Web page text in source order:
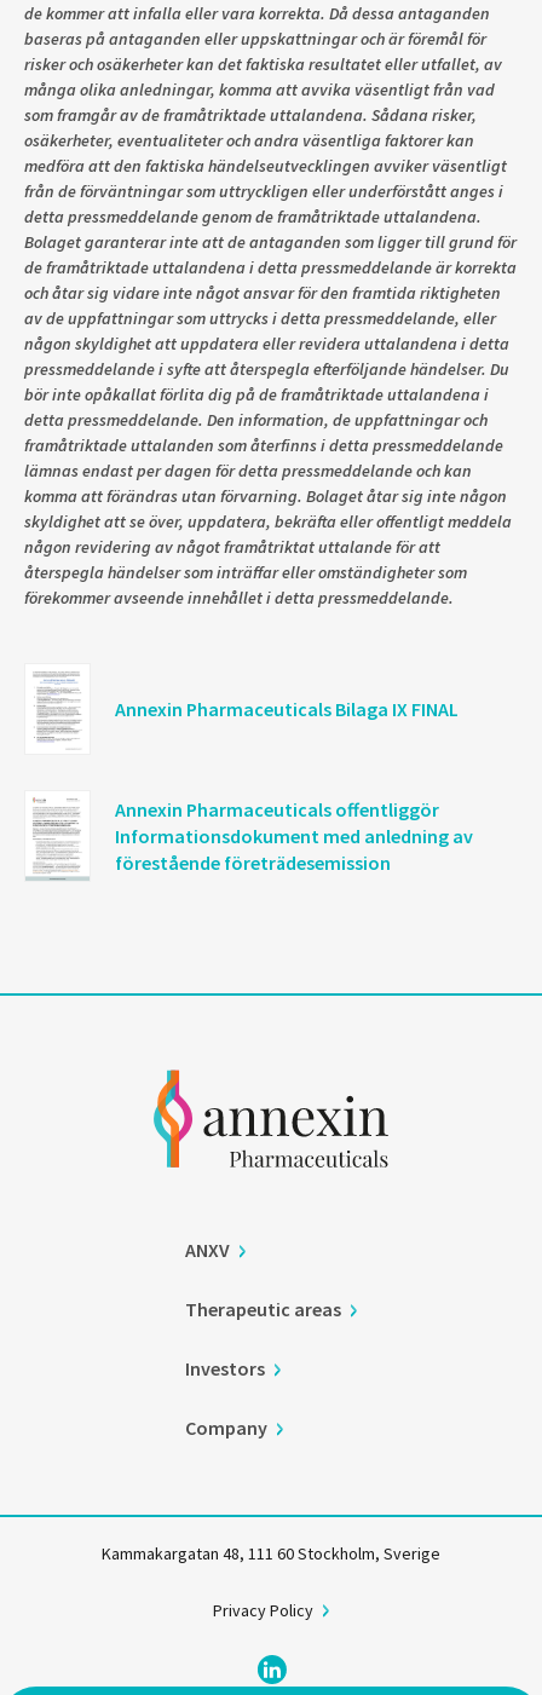
de kommer att infalla eller vara korrekta. Då dessa antaganden
baseras på antaganden eller uppskattningar och är föremål för
risker och osäkerheter kan det faktiska resultatet eller utfallet, av
många olika anledningar, komma att avvika väsentligt från vad
som framgår av de framåtriktade uttalandena. Sådana risker,
osäkerheter, eventualiteter och andra väsentliga faktorer kan
medföra att den faktiska händelseutvecklingen avviker väsentligt
från de förväntningar som uttryckligen eller underförstått anges i
detta pressmeddelande genom de framåtriktade uttalandena.
Bolaget garanterar inte att de antaganden som ligger till grund för
de framåtriktade uttalandena i detta pressmeddelande är korrekta
och åtar sig vidare inte något ansvar för den framtida riktigheten
av de uppfattningar som uttrycks i detta pressmeddelande, eller
någon skyldighet att uppdatera eller revidera uttalandena i detta
pressmeddelande i syfte att återspegla efterföljande händelser. Du
bör inte opåkallat förlita dig på de framåtriktade uttalandena i
detta pressmeddelande. Den information, de uppfattningar och
framåtriktade uttalanden som återfinns i detta pressmeddelande
lämnas endast per dagen för detta pressmeddelande och kan
komma att förändras utan förvarning. Bolaget åtar sig inte någon
skyldighet att se över, uppdatera, bekräfta eller offentligt meddela
någon revidering av något framåtriktat uttalande för att
återspegla händelser som inträffar eller omständigheter som
förekommer avseende innehållet i detta pressmeddelande.
Annexin Pharmaceuticals Bilaga IX FINAL
Annexin Pharmaceuticals offentliggör
Informationsdokument med anledning av
förestående företrädesemission
ANXV
Therapeutic areas
Investors
Company
Kammakargatan 48, 111 60 Stockholm, Sverige
Privacy Policy